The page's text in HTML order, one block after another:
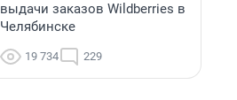
выдачи заказов Wildberries в
Челябинске
19 734 229